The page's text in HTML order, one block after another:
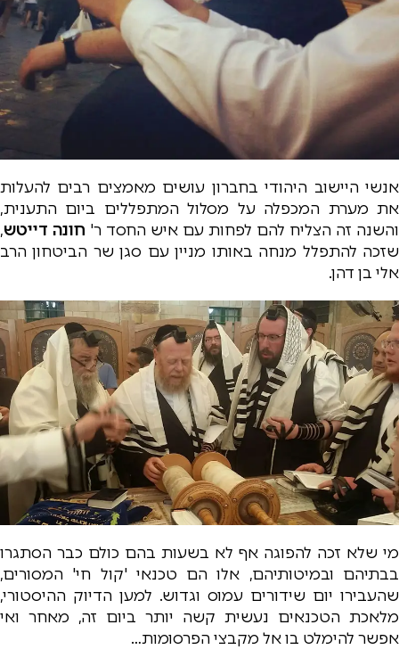
אנשי היישוב היהודי בחברון עושים מאמצים רבים להעלות
את מערת המכפלה על מסלול המתפללים ביום התענית,
והשנה זה הצליח להם לפחות עם איש החסד ר' חונה דייטש,
שזכה להתפלל מנחה באותו מניין עם סגן שר הביטחון הרב
אלי בן דהן.
מי שלא זכה להפוגה אף לא בשעות בהם כולם כבר הסתגרו
בבתיהם ובמיטותיהם, אלו הם טכנאי 'קול חי' המסורים,
שהעבירו יום שידורים עמוס וגדוש. למען הדיוק ההיסטורי,
מלאכת הטכנאים נעשית קשה יותר ביום זה, מאחר ואי
אפשר להימלט בו אל מקבצי הפרסומות…